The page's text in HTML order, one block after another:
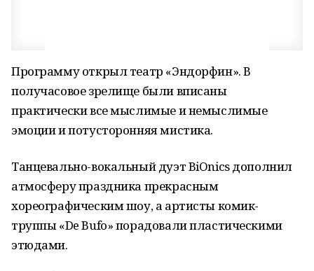
Программу открыл театр «Эндорфин». В
получасовое зрелище были вписаны
практически все мыслимые и немыслимые
эмоции и потусторонняя мистика.
Танцевально-вокальный дуэт BiOnics дополнил
атмосферу праздника прекрасным
хореографическим шоу, а артисты комик-
труппы «De Bufo» порадовали пластическими
этюдами.